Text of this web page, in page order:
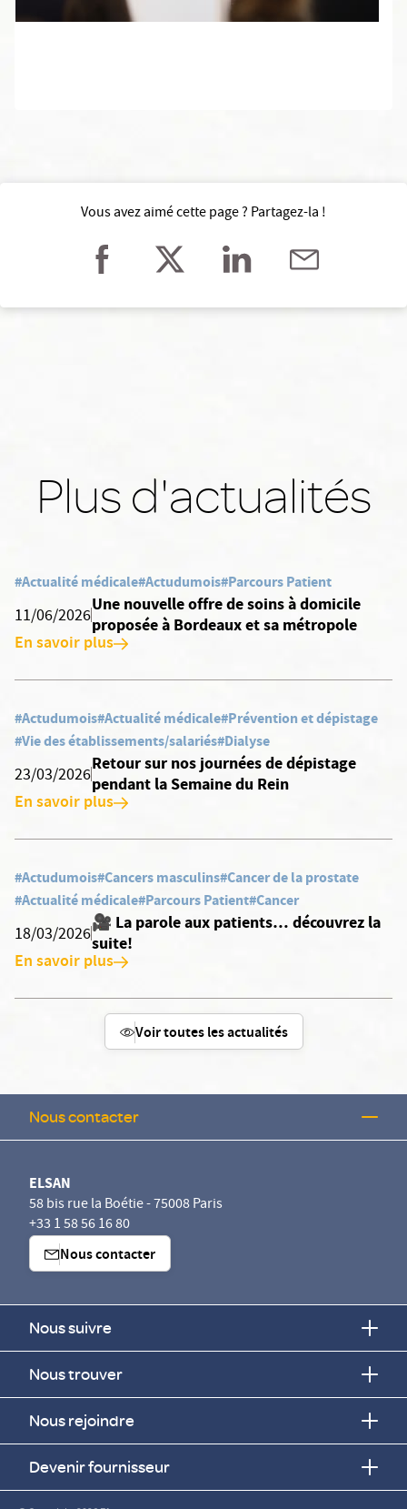
Vous avez aimé cette page ? Partagez-la !
Plus d'actualités
#Actualité médicale#Actudumois#Parcours Patient
11/06/2026
Une nouvelle offre de soins à domicile
proposée à Bordeaux et sa métropole
En savoir plus
#Actudumois#Actualité médicale#Prévention et dépistage
#Vie des établissements/salariés#Dialyse
23/03/2026
Retour sur nos journées de dépistage
pendant la Semaine du Rein
En savoir plus
#Actudumois#Cancers masculins#Cancer de la prostate
#Actualité médicale#Parcours Patient#Cancer
18/03/2026
🎥 La parole aux patients… découvrez la
suite!
En savoir plus
Voir toutes les actualités
Nous contacter
ELSAN
58 bis rue la Boétie - 75008 Paris
+33 1 58 56 16 80
Nous contacter
Nous suivre
Nous trouver
Nous rejoindre
Devenir fournisseur